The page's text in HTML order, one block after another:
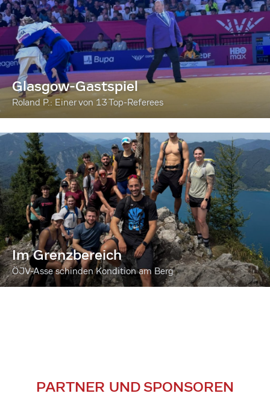
Glasgow-Gastspiel
Roland P.: Einer von 13 Top-Referees
Im Grenzbereich
ÖJV-Asse schinden Kondition am Berg
PARTNER UND SPONSOREN